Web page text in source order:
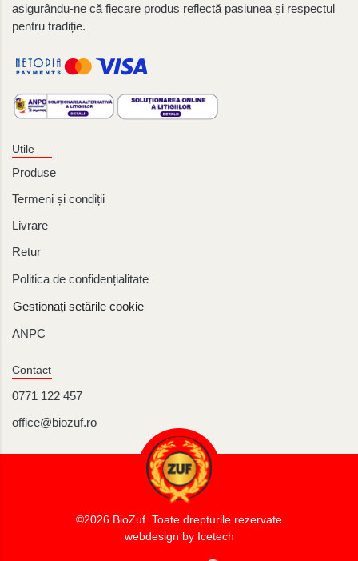
asigurându-ne că fiecare produs reflectă pasiunea și respectul
pentru tradiție.
Utile
Produse
Termeni și condiții
Livrare
Retur
Politica de confidențialitate
Gestionați setările cookie
ANPC
Contact
0771 122 457
office@biozuf.ro
©2026.BioZuf. Toate drepturile rezervate
webdesign by Icetech